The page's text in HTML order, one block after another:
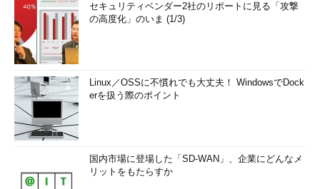
セキュリティベンダー2社のリポートに見る「攻撃
の高度化」のいま (1/3)
Linux／OSSに不慣れでも大丈夫！ WindowsでDock
erを扱う際のポイント
国内市場に登場した「SD-WAN」、企業にどんなメ
リットをもたらすか